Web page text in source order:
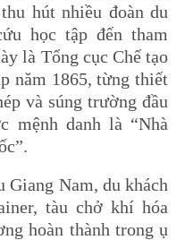
hút nhiều đoàn du
học tập đến tham
là Tổng cục Chế tạo
năm 1865, từng thiết
và súng trường đầu
mệnh danh là “Nhà
Giang Nam, du khách
tàu chở khí hóa
hoàn thành trong ụ